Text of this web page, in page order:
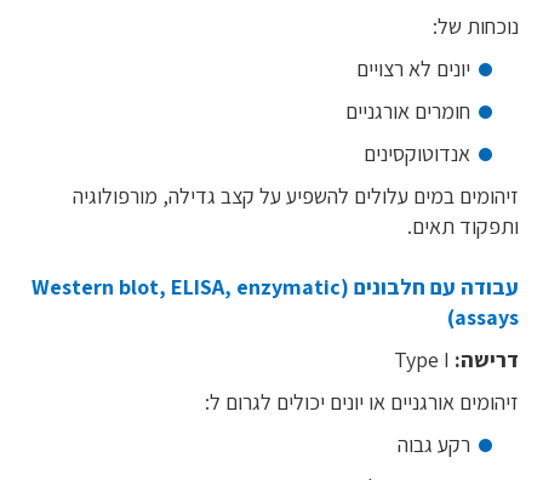
נוכחות של:
יונים לא רצויים
חומרים אורגניים
אנדוטוקסינים
זיהומים במים עלולים להשפיע על קצב גדילה, מורפולוגיה
ותפקוד תאים.
עבודה עם חלבונים (Western blot, ELISA, enzymatic
assays)
דרישה:
זיהומים אורגניים או יונים יכולים לגרום ל:
רקע גבוה